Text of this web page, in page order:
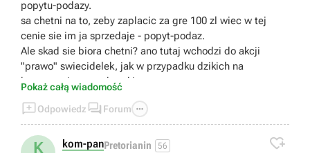
popytu-podazy.
sa chetni na to, zeby zaplacic za gre 100 zl wiec w tej
cenie sie im ja sprzedaje - popyt-podaz.
Ale skad sie biora chetni? ano tutaj wchodzi do akcji
"prawo" swiecidelek, jak w przypadku dzikich na
kontynencie amerykanskim.
Otoz King's Bounty ma sliczna grafike, a gracze to ludzie
prosci (dzicy) dla ktorych grafika jest (nie wazne co
bredza jednostki) w 100% najwazniejszym elementem gry
- niczym swiecidelka.
Pokaż całą wiadomość
Odpowiedz  Forum 
K kom-panPretorianin 56 